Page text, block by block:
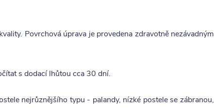
Povrchová úprava je provedena zdravotně nezávadným
s dodací lhůtou cca 30 dní.
nejrůznějšího typu - palandy, nízké postele se zábranou,